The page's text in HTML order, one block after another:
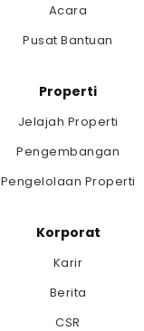
Acara
Pusat Bantuan
Properti
Jelajah Properti
Pengembangan
Pengelolaan Properti
Korporat
Karir
Berita
CSR